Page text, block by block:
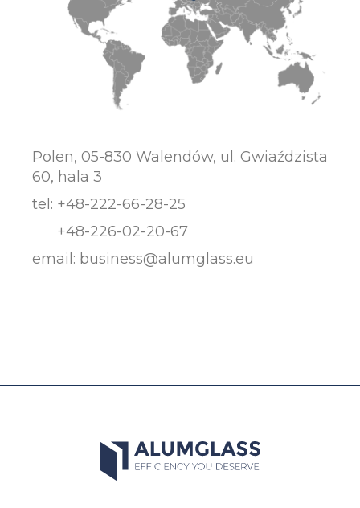
Polen, 05-830 Walendów, ul. Gwiaździsta
60, hala 3
tel: +48-222-66-28-25
+48-226-02-20-67
email: business@alumglass.eu